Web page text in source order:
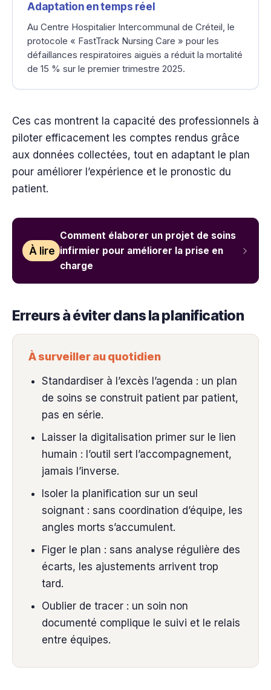
Adaptation en temps réel
Au Centre Hospitalier Intercommunal de Créteil, le
protocole « FastTrack Nursing Care » pour les
défaillances respiratoires aiguës a réduit la mortalité
de 15 % sur le premier trimestre 2025.
Ces cas montrent la capacité des professionnels à
piloter efficacement les comptes rendus grâce
aux données collectées, tout en adaptant le plan
pour améliorer l’expérience et le pronostic du
patient.
À lire
Comment élaborer un projet de soins
infirmier pour améliorer la prise en
charge
Erreurs à éviter dans la planification
À surveiller au quotidien
Standardiser à l’excès l’agenda : un plan
de soins se construit patient par patient,
pas en série.
Laisser la digitalisation primer sur le lien
humain : l’outil sert l’accompagnement,
jamais l’inverse.
Isoler la planification sur un seul
soignant : sans coordination d’équipe, les
angles morts s’accumulent.
Figer le plan : sans analyse régulière des
écarts, les ajustements arrivent trop
tard.
Oublier de tracer : un soin non
documenté complique le suivi et le relais
entre équipes.